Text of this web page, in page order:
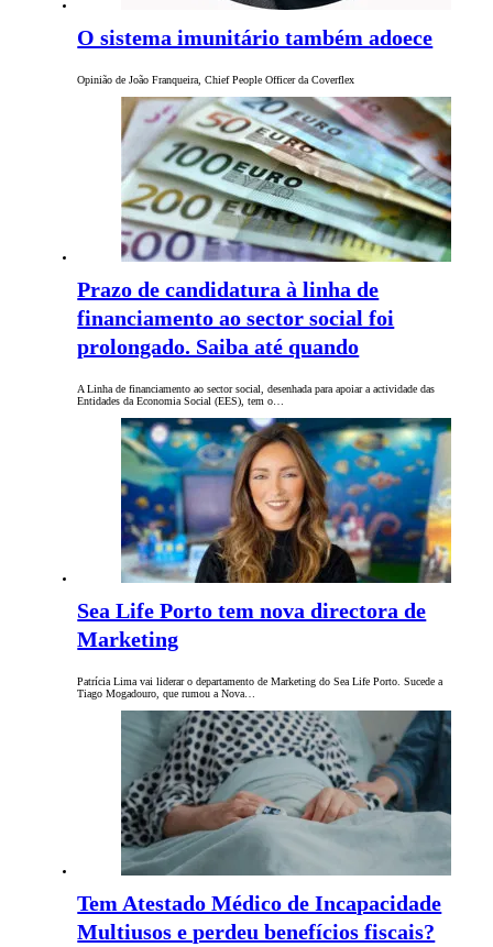
O sistema imunitário também adoece
Opinião de João Franqueira, Chief People Officer da Coverflex
Prazo de candidatura à linha de
financiamento ao sector social foi
prolongado. Saiba até quando
A Linha de financiamento ao sector social, desenhada para apoiar a actividade das
Entidades da Economia Social (EES), tem o…
Sea Life Porto tem nova directora de
Marketing
Patrícia Lima vai liderar o departamento de Marketing do Sea Life Porto. Sucede a
Tiago Mogadouro, que rumou a Nova…
Tem Atestado Médico de Incapacidade
Multiusos e perdeu benefícios fiscais?